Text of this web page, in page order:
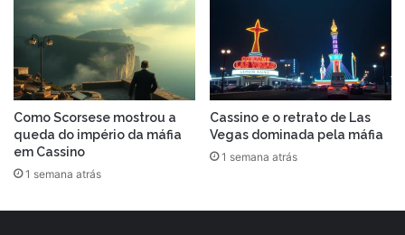
Como Scorsese mostrou a
queda do império da máfia
em Cassino
1 semana atrás
Cassino e o retrato de Las
Vegas dominada pela máfia
1 semana atrás